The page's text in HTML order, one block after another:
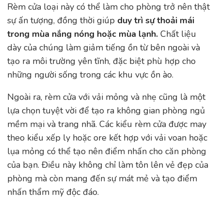
Rèm cửa loại này có thể làm cho phòng trở nên thật
sự ấn tượng, đồng thời giúp duy trì sự thoải mái
trong mùa nắng nóng hoặc mùa lạnh. Chất liệu
dày của chúng làm giảm tiếng ồn từ bên ngoài và
tạo ra môi trường yên tĩnh, đặc biệt phù hợp cho
những người sống trong các khu vực ồn ào.
Ngoài ra, rèm cửa với vải mỏng và nhẹ cũng là một
lựa chọn tuyệt vời để tạo ra không gian phòng ngủ
mềm mại và trang nhã. Các kiểu rèm cửa được may
theo kiểu xếp ly hoặc ore kết hợp với vải voan hoặc
lụa mỏng có thể tạo nên điểm nhấn cho căn phòng
của bạn. Điều này không chỉ làm tôn lên vẻ đẹp của
phòng mà còn mang đến sự mát mẻ và tạo điểm
nhấn thẩm mỹ độc đáo.